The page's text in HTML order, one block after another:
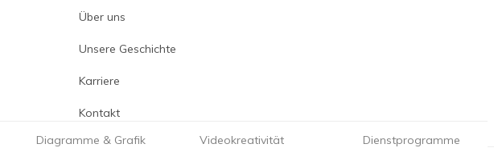
UniConverter
KI-Generator für Videos, Bilder und
Diagramme & Grafik Videokreativität Dienstprogramme
Über uns
Unsere Geschichte
Karriere
Kontakt